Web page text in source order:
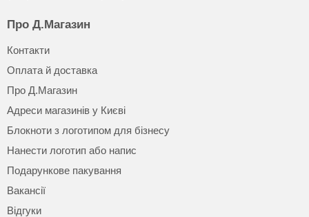
Про Д.Магазин
Контакти
Оплата й доставка
Про Д.Магазин
Адреси магазинів у Києві
Блокноти з логотипом для бізнесу
Нанести логотип або напис
Подарункове пакування
Вакансії
Відгуки